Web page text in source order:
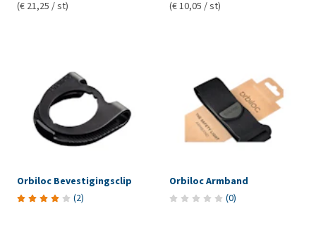
(€ 21,25 / st)
(€ 10,05 / st)
Orbiloc Bevestigingsclip
(2)
Orbiloc Armband
(0)